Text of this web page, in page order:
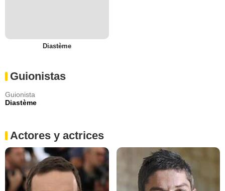
Diastème
Guionistas
Guionista
Diastème
Actores y actrices